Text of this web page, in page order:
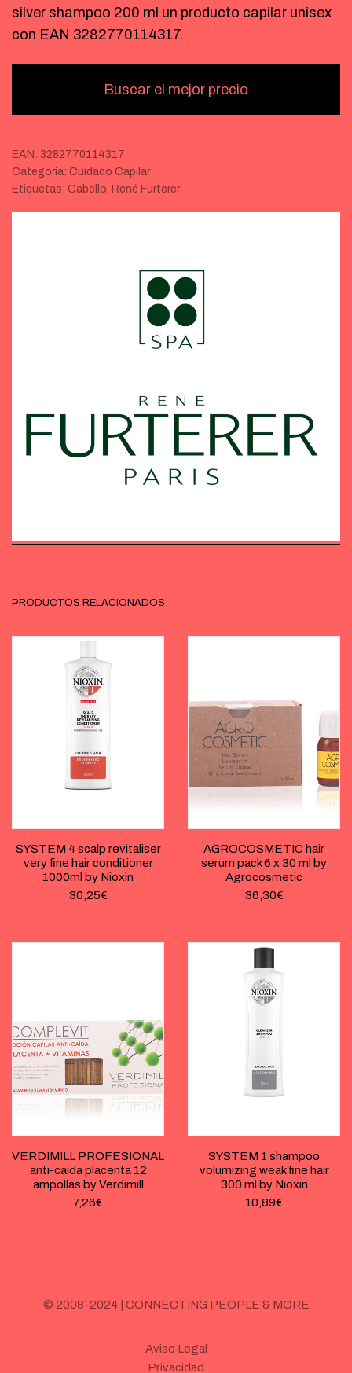
silver shampoo 200 ml un producto capilar unisex
con EAN 3282770114317.
Buscar el mejor precio
EAN: 3282770114317
Categoría: Cuidado Capilar
Etiquetas: Cabello, René Furterer
PRODUCTOS RELACIONADOS
SYSTEM 4 scalp revitaliser
very fine hair conditioner
1000ml by Nioxin
30,25€
AGROCOSMETIC hair
serum pack 6 x 30 ml by
Agrocosmetic
36,30€
VERDIMILL PROFESIONAL
anti-caida placenta 12
ampollas by Verdimill
7,26€
SYSTEM 1 shampoo
volumizing weak fine hair
300 ml by Nioxin
10,89€
© 2008-2024 | CONNECTING PEOPLE & MORE
Aviso Legal
Privacidad